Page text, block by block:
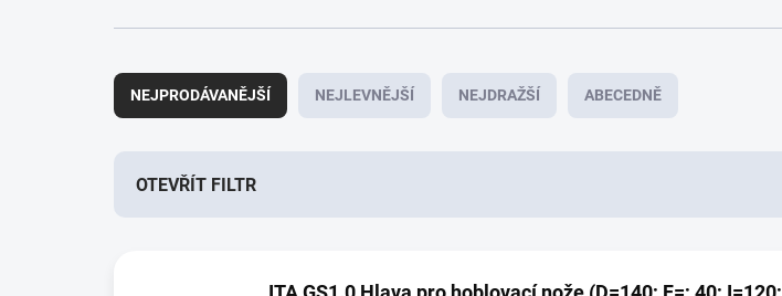
a
z
NEJPRODÁVANĚJŠÍ NEJLEVNĚJŠÍ NEJDRAŽŠÍ ABECEDNĚ
OTEVŘÍT FILTR